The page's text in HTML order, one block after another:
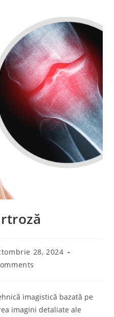
28, 2024
imagistică bazată pe
imagini detaliate ale